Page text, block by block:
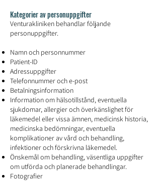
Kategorier av personuppgifter
Venturakliniken behandlar följande
personuppgifter.
Namn och personnummer
Patient-ID
Adressuppgifter
Telefonnummer och e-post
Betalningsinformation
Information om hälsotillstånd, eventuella
sjukdomar, allergier och överkänslighet för
läkemedel eller vissa ämnen, medicinsk historia,
medicinska bedömningar, eventuella
komplikationer av vård och behandling,
infektioner och förskrivna läkemedel.
Önskemål om behandling, väsentliga uppgifter
om utförda och planerade behandlingar.
Fotografier